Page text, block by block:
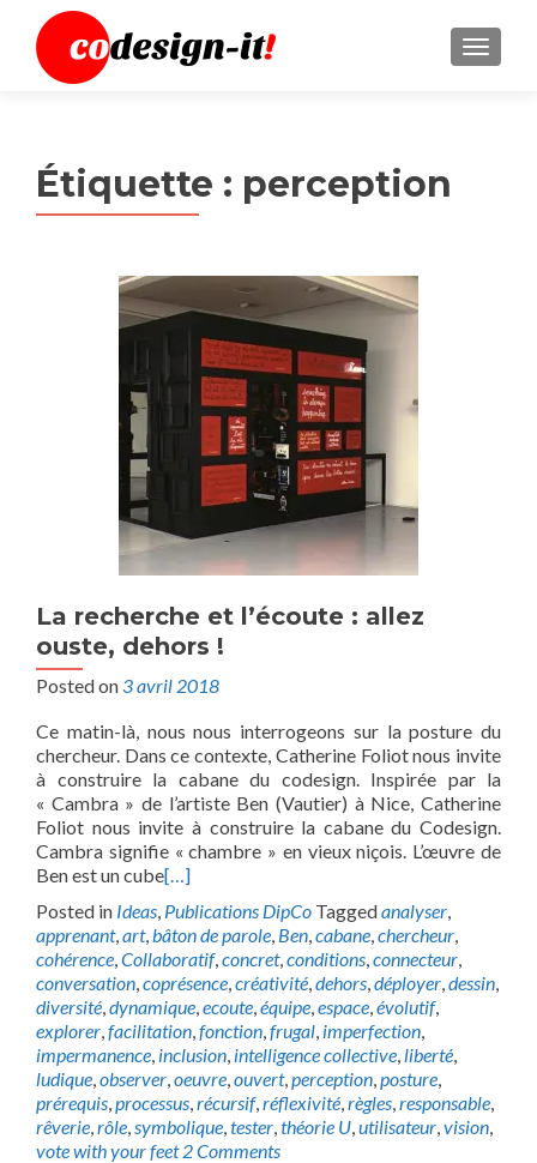
MENU
Étiquette : perception
La recherche et l’écoute : allez
ouste, dehors !
Posted on 3 avril 2018
Ce matin-là, nous nous interrogeons sur la posture du
chercheur. Dans ce contexte, Catherine Foliot nous invite
à construire la cabane du codesign. Inspirée par la
« Cambra » de l’artiste Ben (Vautier) à Nice, Catherine
Foliot nous invite à construire la cabane du Codesign.
Cambra signifie « chambre » en vieux niçois. L’œuvre de
Ben est un cube[…]
Posted in Ideas, Publications DipCo Taggedanalyser,
apprenant,art,bâton de parole, Ben,cabane,chercheur,
cohérence,Collaboratif,concret,conditions,connecteur,
conversation,coprésence,créativité,dehors,déployer,dessin,
diversité,dynamique,ecoute,équipe,espace,évolutif,
explorer,facilitation,fonction,frugal, imperfection,
impermanence, inclusion, intelligence collective, liberté,
ludique,observer,oeuvre,ouvert,perception,posture,
prérequis,processus,récursif,réflexivité,règles,responsable,
rêverie,rôle,symbolique,tester,théorie U,utilisateur,vision,
vote with your feet 2 Comments